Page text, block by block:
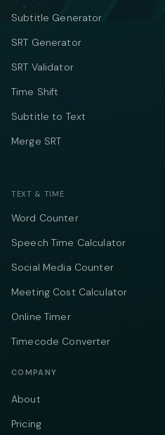
Subtitle Generator
SRT Generator
SRT Validator
Time Shift
Subtitle to Text
Merge SRT
TEXT & TIME
Word Counter
Speech Time Calculator
Social Media Counter
Meeting Cost Calculator
Online Timer
Timecode Converter
COMPANY
About
Pricing